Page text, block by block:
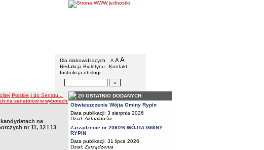
Gmina Rypin
Menu dodatkowe
Dla słabowidzących A pomniejsz czcionkę
A standardowy rozmiar czcionki
A
Redakcja Biuletynu
Kontakt
Instrukcja obsługi
Wyszukiwarka artykułów
Polskiej i do Senatu...
na senatorów w wyborach do Senatu Rzeczypospolitej Polskiej w okręgach wyborczych nr 11, 12 i 13
na
nr 11, 12 i 13
20 OSTATNIO DODANYCH
Obwieszczenie Wójta Gminy Rypin
Data publikacji: 3 sierpnia 2026
Dział: Aktualności
Zarządzenie nr 206/26 WÓJTA GMINY
RYPIN
Data publikacji: 31 lipca 2026
Dział: Zarządzenia